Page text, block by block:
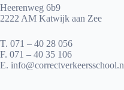
Heerenweg 6b9
2222 AM Katwijk aan Zee
T. 071 – 40 28 056
F. 071 – 40 35 106
E.